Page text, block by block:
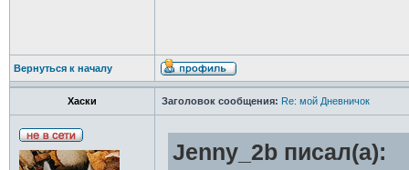
Вернуться к началу
Хаски Заголовок сообщения: Re: мой Дневничок
Jenny_2b писал(а):